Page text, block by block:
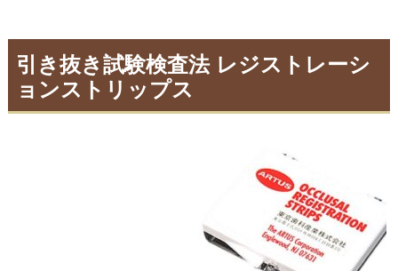
引き抜き試験検査法 レジストレーシ
ョンストリップス